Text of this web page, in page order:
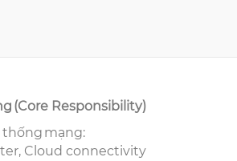
(Core Responsibility)
thống mạng:
Cloud connectivity